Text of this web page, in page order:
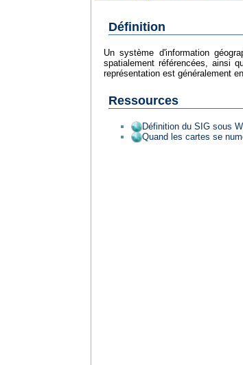
Définition
Un système d'information
spatialement référencées, ainsi
représentation est généralement
Ressources
Définition du SIG sous
Quand les cartes se